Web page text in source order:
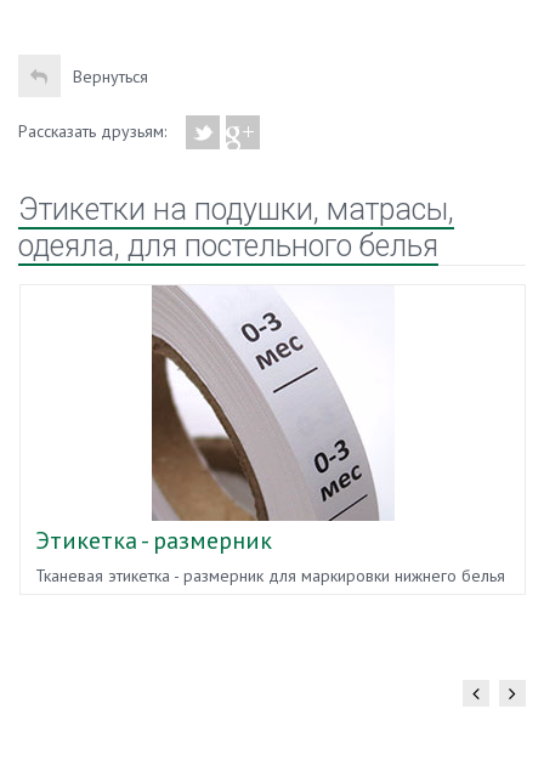
Вернуться
Рассказать друзьям:
Этикетки на подушки, матрасы,
одеяла, для постельного белья
Этикетка - размерник
Тканевая этикетка - размерник для маркировки нижнего белья